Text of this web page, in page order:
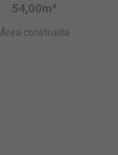
54,00m²
Área construída